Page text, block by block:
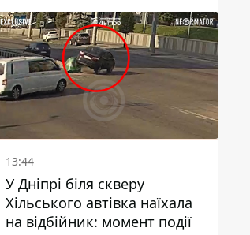
13:44
У Дніпрі біля скверу
Хільського автівка наїхала
на відбійник: момент події